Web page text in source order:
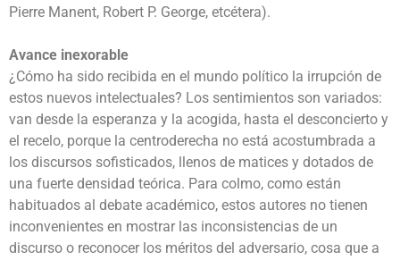
Pierre Manent, Robert P. George, etcétera).
Avance inexorable
¿Cómo ha sido recibida en el mundo político la irrupción de
estos nuevos intelectuales? Los sentimientos son variados:
van desde la esperanza y la acogida, hasta el desconcierto y
el recelo, porque la centroderecha no está acostumbrada a
los discursos sofisticados, llenos de matices y dotados de
una fuerte densidad teórica. Para colmo, como están
habituados al debate académico, estos autores no tienen
inconvenientes en mostrar las inconsistencias de un
discurso o reconocer los méritos del adversario, cosa que a